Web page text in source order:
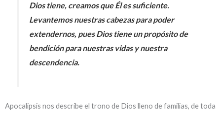
Dios tiene, creamos que Él es suficiente.
Levantemos nuestras cabezas para poder
extendernos, pues Dios tiene un propósito de
bendición para nuestras vidas y nuestra
descendencia.
Apocalipsis nos describe el trono de Dios lleno de familias, de toda